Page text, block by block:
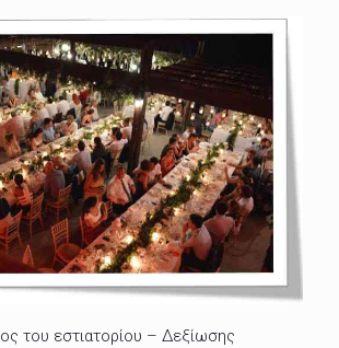
του εστιατορίου – Δεξίωσης